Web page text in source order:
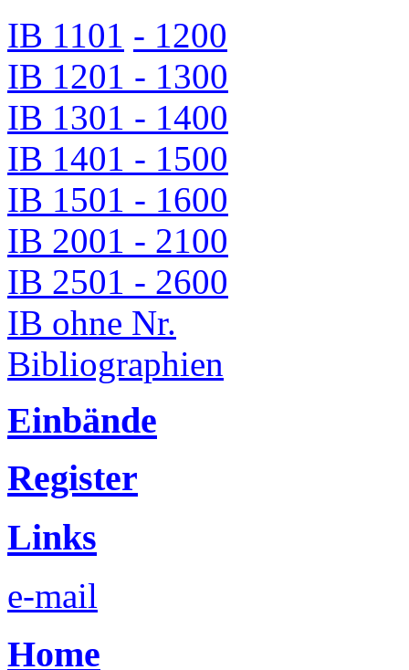
IB 1101 - 1200
IB 1201 - 1300
IB 1301 - 1400
IB 1401 - 1500
IB 1501 - 1600
IB 2001 - 2100
IB 2501 - 2600
IB ohne Nr.
Bibliographien
Einbände
Register
Links
e-mail
Home